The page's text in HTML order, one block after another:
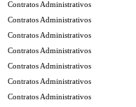
Contratos Administrativos
Contratos Administrativos
Contratos Administrativos
Contratos Administrativos
Contratos Administrativos
Contratos Administrativos
Contratos Administrativos